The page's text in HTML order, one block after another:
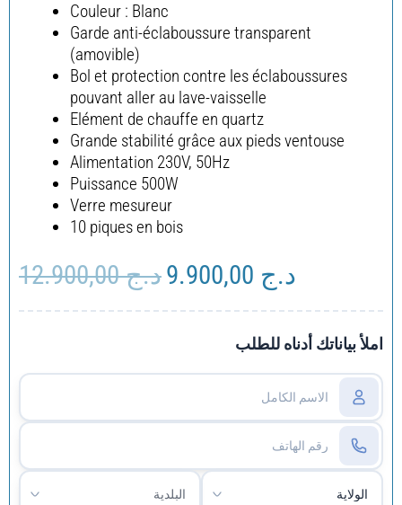
Couleur : Blanc
Garde anti-éclaboussure transparent
(amovible)
Bol et protection contre les éclaboussures
pouvant aller au lave-vaisselle
Elément de chauffe en quartz
Grande stabilité grâce aux pieds ventouse
Alimentation 230V, 50Hz
Puissance 500W
Verre mesureur
10 piques en bois
د.ج12.900,00
Le
initial
د.ج
actuel
est :
املأ بياناتك أدناه للطلب